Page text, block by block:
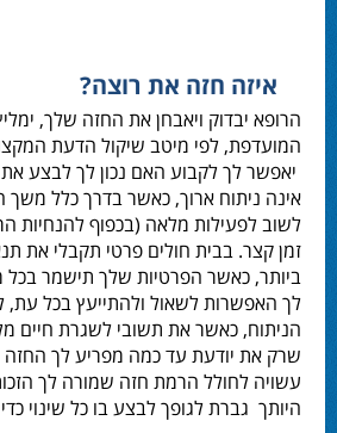
איזה חזה את רוצה?
הרופא יבדוק ויאבחן את החזה שלך,
המועדפת, לפי מיטב שיקול הדעת
יאפשר לך לקבוע האם נכון לך לבצע
אינה ניתוח ארוך, כאשר בדרך כלל משך
לשוב לפעילות מלאה (בכפוף להנחיות
זמן קצר. בבית חולים פרטי תקבלי את
ביותר, כאשר הפרטיות שלך תישמר בכל
לך האפשרות לשאול ולהתייעץ בכל
הניתוח, כאשר את תשובי לשגרת חיים
שרק את יודעת עד כמה מפריע לך החזה
עשויה לחולל הרמת חזה שמורה לך
היותך גברת לגופך לבצע בו כל שינוי כדי